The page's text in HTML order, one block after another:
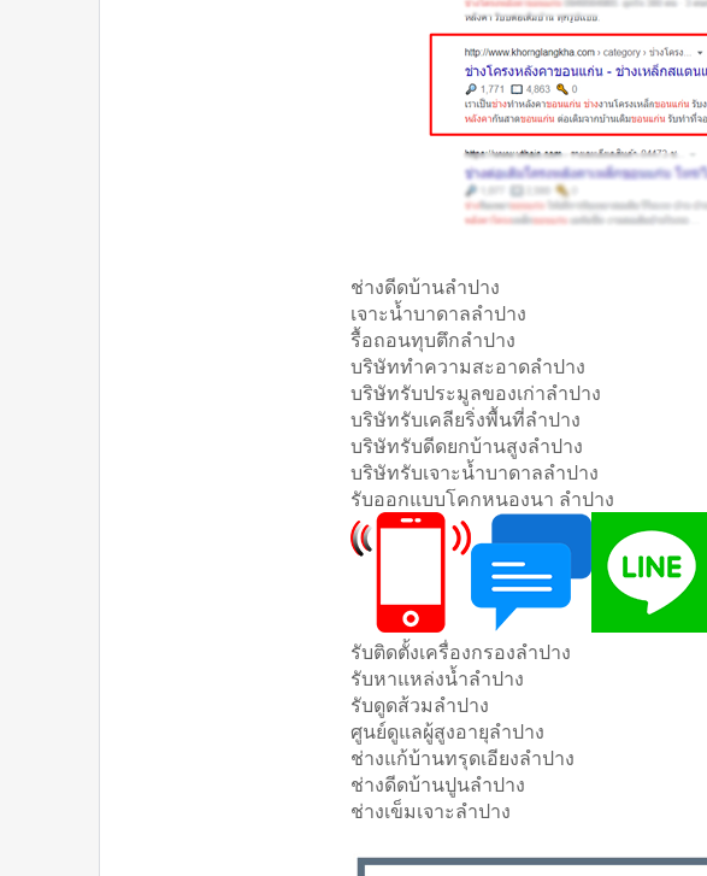
ช่างดีดบ้านลำปาง
เจาะน้ำบาดาลลำปาง
รื้อถอนทุบตึกลำปาง
บริษัททำความสะอาดลำปาง
บริษัทรับประมูลของเก่าลำปาง
บริษัทรับเคลียริ่งพื้นที่ลำปาง
บริษัทรับดีดยกบ้านสูงลำปาง
บริษัทรับเจาะน้ำบาดาลลำปาง
รับออกแบบโคกหนองนา ลำปาง
รับติดตั้งเครื่องกรองลำปาง
รับหาแหล่งน้ำลำปาง
รับดูดส้วมลำปาง
ศูนย์ดูแลผู้สูงอายุลำปาง
ช่างแก้บ้านทรุดเอียงลำปาง
ช่างดีดบ้านปูนลำปาง
ช่างเข็มเจาะลำปาง